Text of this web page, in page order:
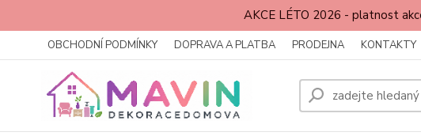
AKCE LÉTO 2026 - platnost
OBCHODNÍ PODMÍNKY DOPRAVA A PLATBA PRODEJNA KONTAKTY